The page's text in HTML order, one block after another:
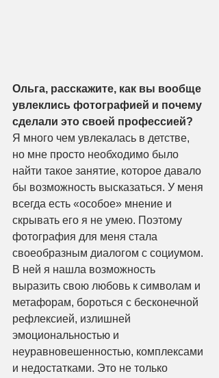
Ольга, расскажите, как вы вообще
увлеклись фотографией и почему
сделали это своей профессией?
Я много чем увлекалась в детстве,
но мне просто необходимо было
найти такое занятие, которое давало
бы возможность высказаться. У меня
всегда есть «особое» мнение и
скрывать его я не умею. Поэтому
фотография для меня стала
своеобразным диалогом с социумом.
В ней я нашла возможность
выразить свою любовь к символам и
метафорам, бороться с бесконечной
рефлексией, излишней
эмоциональностью и
неуравновешенностью, комплексами
и недостатками. Это не только